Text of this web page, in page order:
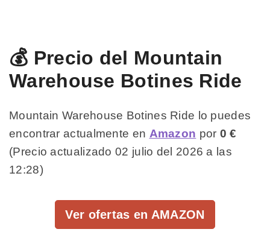
💰 Precio del Mountain
Warehouse Botines Ride
Mountain Warehouse Botines Ride lo puedes
encontrar actualmente en Amazon por 0 €
(Precio actualizado 02 julio del 2026 a las
12:28)
Ver ofertas en AMAZON